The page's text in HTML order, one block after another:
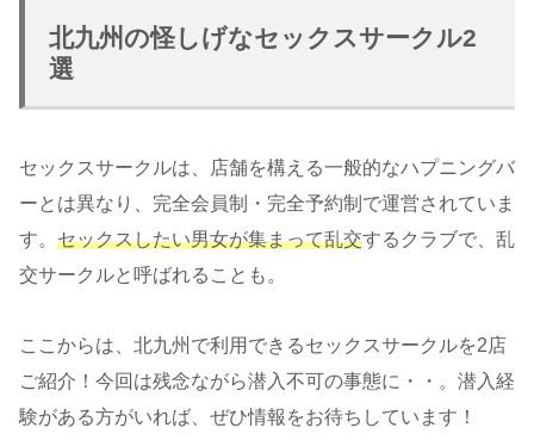
北九州の怪しげなセックスサークル2
選
セックスサークルは、店舗を構える一般的なハプニングバ
ーとは異なり、完全会員制・完全予約制で運営されていま
す。 セックスしたい男女が集まって乱交するクラブで、乱
交サークルと呼ばれることも。
ここからは、北九州で利用できるセックスサークルを2店
ご紹介！今回は残念ながら潜入不可の事態に・・。潜入経
験がある方がいれば、ぜひ情報をお待ちしています！